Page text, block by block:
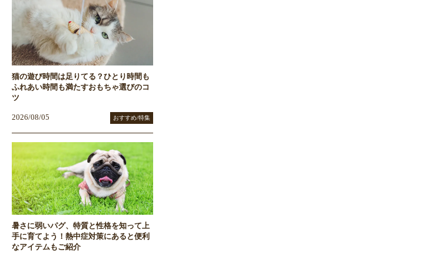
猫の遊び時間は足りてる？ひとり時間も
ふれあい時間も満たすおもちゃ選びのコ
ツ
2026/08/05 おすすめ/特集
暑さに弱いパグ、特質と性格を知って上
手に育てよう！熱中症対策にあると便利
なアイテムもご紹介